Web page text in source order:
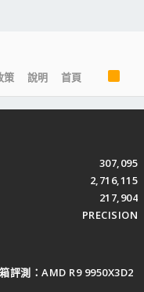
策 說明 首頁
R
S
S
307,095
2,716,115
217,904
PRECISION
評測：AMD R9 9950X3D2